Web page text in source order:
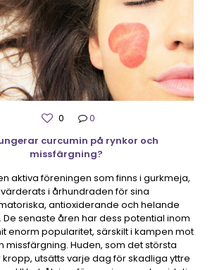
0
0
curcumin på rynkor och
missfärgning?
aktiva föreningen som finns i gurkmeja,
i århundraden för sina
antioxiderande och helande
senaste åren har dess potential inom
enorm popularitet, särskilt i kampen mot
missfärgning. Huden, som det största
utsätts varje dag för skadliga yttre